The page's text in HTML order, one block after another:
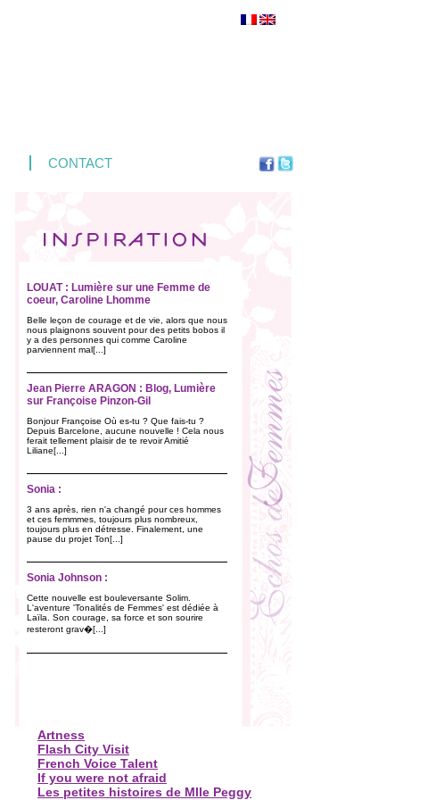
CONTACT
LOUAT : Lumière sur une Femme de
coeur, Caroline Lhomme
Belle leçon de courage et de vie, alors que nous
nous plaignons souvent pour des petits bobos il
y a des personnes qui comme Caroline
parviennent mal[...]
Jean Pierre ARAGON : Blog, Lumière
sur Françoise Pinzon-Gil
Bonjour Françoise Où es-tu ? Que fais-tu ?
Depuis Barcelone, aucune nouvelle ! Cela nous
ferait tellement plaisir de te revoir Amitié
Liliane[...]
Sonia :
3 ans après, rien n'a changé pour ces hommes
et ces femmmes, toujours plus nombreux,
toujours plus en détresse. Finalement, une
pause du projet Ton[...]
Sonia Johnson :
Cette nouvelle est bouleversante Solim.
L'aventure 'Tonalités de Femmes' est dédiée à
Laïla. Son courage, sa force et son sourire
resteront grav�[...]
Artness
Flash City Visit
French Voice Talent
If you were not afraid
Les petites histoires de Mlle Peggy